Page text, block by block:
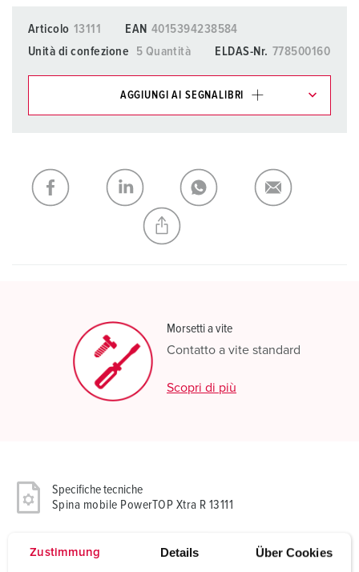
Zustimmung Details Über Cookies
Articolo 13111 EAN 4015394238584
Unità di confezione
5 Quantità ELDAS-Nr. 778500160
AGGIUNGI AI SEGNALIBRI
CREA NUOVA LISTA
Morsetti a vite
Contatto a vite standard
Scopri di più
Specifiche tecniche
Spina mobile PowerTOP Xtra R 13111